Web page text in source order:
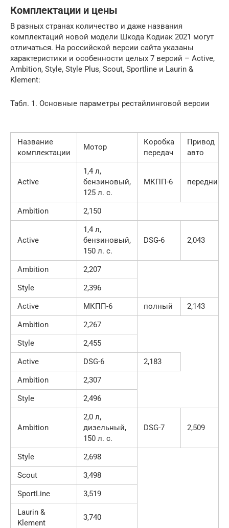
Комплектации и цены
В разных странах количество и даже названия
комплектаций новой модели Шкода Кодиак 2021 могут
отличаться. На российской версии сайта указаны
характеристики и особенности целых 7 версий – Active,
Ambition, Style, Style Plus, Scout, Sportline и Laurin &
Klement:
Табл. 1. Основные параметры рестайлинговой версии
Название
комплектации
Мотор
Коробка
передач
Привод
авто
Active
1,4 л,
бензиновый,
125 л. с.
МКПП-6 передний
Ambition 2,150
Active
1,4 л,
бензиновый,
150 л. с.
DSG-6 2,043
Ambition
2,207
Style
2,396
Active
МКПП-6 полный
2,143
Ambition
2,267
Style
2,455
Active
DSG-6
2,183
Ambition
2,307
Style
2,496
Ambition
2,0 л,
дизельный,
150 л. с.
DSG-7 2,509
Style
2,698
Scout
3,498
SportLine
3,519
Laurin &
Klement
3,740